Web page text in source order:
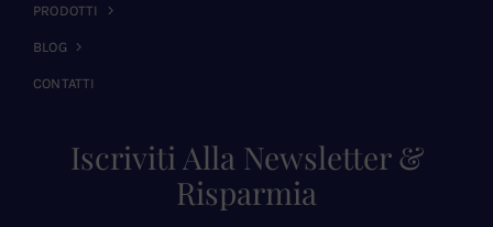
PRODOTTI
BLOG
CONTATTI
Iscriviti Alla Newsletter &
Risparmia